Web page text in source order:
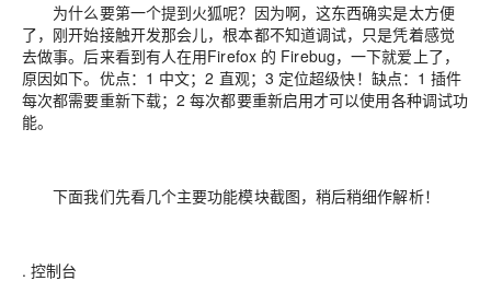
为什么要第一个提到火狐呢？因为啊，这东西确实是太方便
了，刚开始接触开发那会儿，根本都不知道调试，只是凭着感觉
去做事。后来看到有人在用Firefox 的 Firebug，一下就爱上了，
原因如下。优点：1 中文；2 直观；3 定位超级快！缺点：1 插件
每次都需要重新下载；2 每次都要重新启用才可以使用各种调试功
能。
下面我们先看几个主要功能模块截图，稍后稍细作解析！
. 控制台